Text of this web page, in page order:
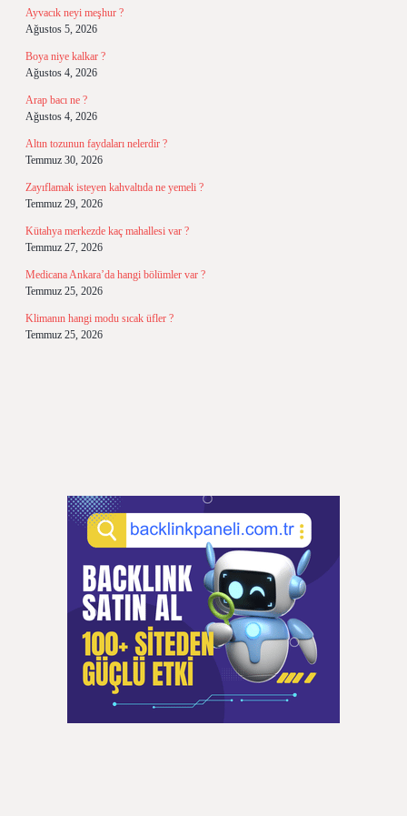
Ayvacık neyi meşhur ?
Ağustos 5, 2026
Boya niye kalkar ?
Ağustos 4, 2026
Arap bacı ne ?
Ağustos 4, 2026
Altın tozunun faydaları nelerdir ?
Temmuz 30, 2026
Zayıflamak isteyen kahvaltıda ne yemeli ?
Temmuz 29, 2026
Kütahya merkezde kaç mahallesi var ?
Temmuz 27, 2026
Medicana Ankara’da hangi bölümler var ?
Temmuz 25, 2026
Klimanın hangi modu sıcak üfler ?
Temmuz 25, 2026